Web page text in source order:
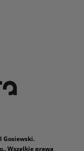
Gosiewski.
Wszelkie prawa